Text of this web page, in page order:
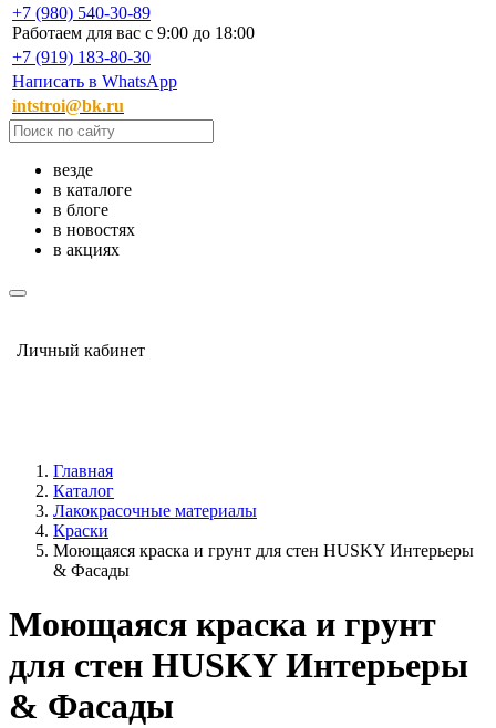
+7 (980) 540-30-89
Работаем для вас с 9:00 до 18:00
+7 (919) 183-80-30
Написать в WhatsApp
intstroi@bk.ru
везде
в каталоге
в блоге
в новостях
в акциях
Личный кабинет
Главная
Каталог
Лакокрасочные материалы
Краски
Моющаяся краска и грунт для стен HUSKY Интерьеры
& Фасады
Моющаяся краска и грунт
для стен HUSKY Интерьеры
& Фасады